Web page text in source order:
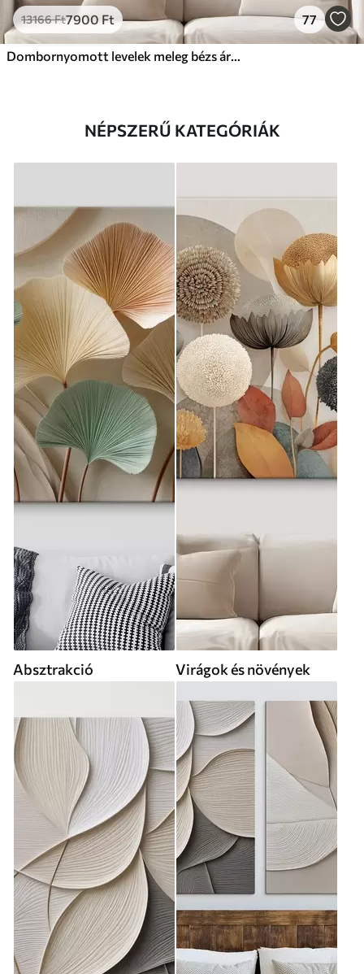
13166Ft7900 Ft 77
Dombornyomott levelek meleg bézs árnyalatokban
NÉPSZERŰ KATEGÓRIÁK
Absztrakció Virágok és növények